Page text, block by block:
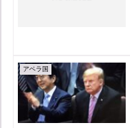
アベラ国